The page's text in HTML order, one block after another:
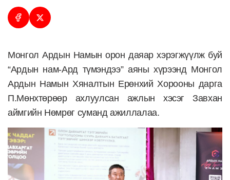
Монгол Ардын Намын орон даяар хэрэгжүүлж буй
“Ардын нам-Ард түмэндээ” аяны хүрээнд Монгол
Ардын Намын Хяналтын Ерөнхий Хорооны дарга
П.Мөнхтөрөөр ахлуулсан ажлын хэсэг Завхан
аймгийн Нөмрөг суманд ажиллалаа.